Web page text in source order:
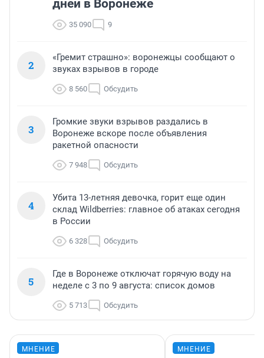
дней в Воронеже
35 090 9
2
«Гремит страшно»: воронежцы сообщают о
звуках взрывов в городе
8 560 Обсудить
3
Громкие звуки взрывов раздались в
Воронеже вскоре после объявления
ракетной опасности
7 948 Обсудить
4
Убита 13-летняя девочка, горит еще один
склад Wildberries: главное об атаках сегодня
в России
6 328 Обсудить
5
Где в Воронеже отключат горячую воду на
неделе с 3 по 9 августа: список домов
5 713 Обсудить
МНЕНИЕ МНЕНИЕ